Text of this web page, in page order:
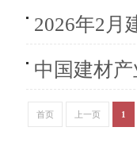
2026年2月
中国建材
首页 上一页 1